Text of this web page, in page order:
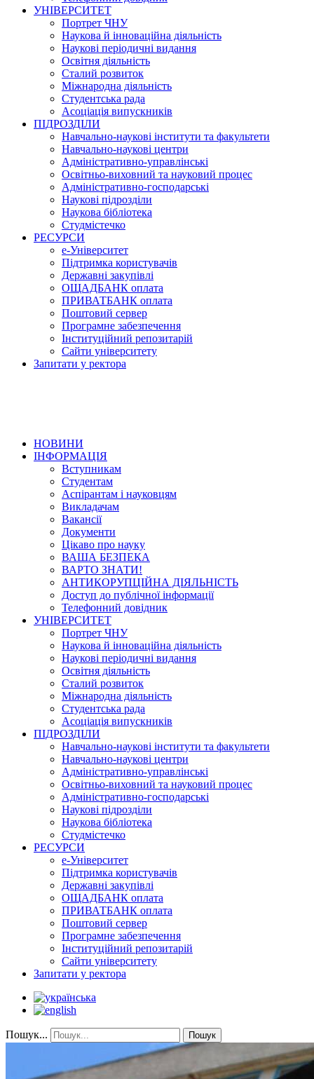
УНІВЕРСИТЕТ
Портрет ЧНУ
Наукова й інноваційна діяльність
Наукові періодичні видання
Освітня діяльність
Сталий розвиток
Міжнародна діяльність
Студентська рада
Асоціація випускників
ПІДРОЗДІЛИ
Навчально-наукові інститути та факультети
Навчально-наукові центри
Адміністративно-управлінські
Освітньо-виховний та науковий процес
Адміністративно-господарські
Наукові підрозділи
Наукова бібліотека
Студмістечко
РЕСУРСИ
е-Університет
Підтримка користувачів
Державні закупівлі
ОЩАДБАНК оплата
ПРИВАТБАНК оплата
Поштовий сервер
Програмне забезпечення
Інституційний репозитарій
Сайти університету
Запитати у ректора
НОВИНИ
ІНФОРМАЦІЯ
Вступникам
Студентам
Аспірантам і науковцям
Викладачам
Вакансії
Документи
Цікаво про науку
ВАША БЕЗПЕКА
ВАРТО ЗНАТИ!
АНТИКОРУПЦІЙНА ДІЯЛЬНІСТЬ
Доступ до публічної інформації
Телефонний довідник
УНІВЕРСИТЕТ
Портрет ЧНУ
Наукова й інноваційна діяльність
Наукові періодичні видання
Освітня діяльність
Сталий розвиток
Міжнародна діяльність
Студентська рада
Асоціація випускників
ПІДРОЗДІЛИ
Навчально-наукові інститути та факультети
Навчально-наукові центри
Адміністративно-управлінські
Освітньо-виховний та науковий процес
Адміністративно-господарські
Наукові підрозділи
Наукова бібліотека
Студмістечко
РЕСУРСИ
е-Університет
Підтримка користувачів
Державні закупівлі
ОЩАДБАНК оплата
ПРИВАТБАНК оплата
Поштовий сервер
Програмне забезпечення
Інституційний репозитарій
Сайти університету
Запитати у ректора
Пошук... Пошук